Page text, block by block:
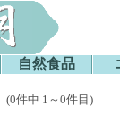
自然食品
(0件中 1～0件目)